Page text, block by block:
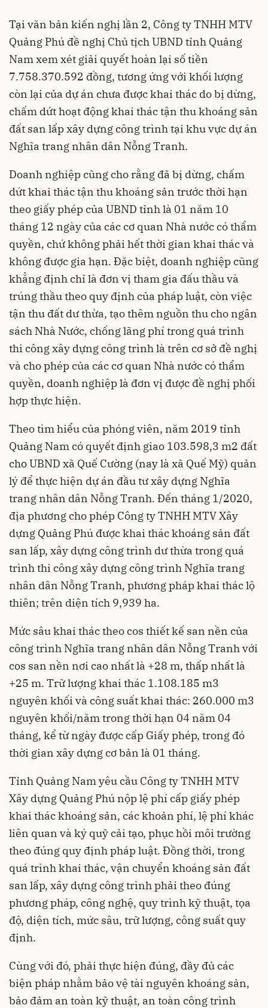
Tại văn bản kiến nghị lần 2, Công ty TNHH MTV
Quảng Phú đề nghị Chủ tịch UBND tỉnh Quảng
Nam xem xét giải quyết hoàn lại số tiền
7.758.370.592 đồng, tương ứng với khối lượng
còn lại của dự án chưa được khai thác do bị dừng,
chấm dứt hoạt động khai thác tận thu khoáng sản
đất san lấp xây dựng công trình tại khu vực dự án
Nghĩa trang nhân dân Nỗng Tranh.
Doanh nghiệp cũng cho rằng đã bị dừng, chấm
dứt khai thác tận thu khoáng sản trước thời hạn
theo giấy phép của UBND tỉnh là 01 năm 10
tháng 12 ngày của các cơ quan Nhà nước có thẩm
quyền, chứ không phải hết thời gian khai thác và
không được gia hạn. Đặc biệt, doanh nghiệp cũng
khẳng định chỉ là đơn vị tham gia đấu thầu và
trúng thầu theo quy định của pháp luật, còn việc
tận thu đất dư thừa, tạo thêm nguồn thu cho ngân
sách Nhà Nước, chống lãng phí trong quá trình
thi công xây dựng công trình là trên cơ sở đề nghị
và cho phép của các cơ quan Nhà nước có thẩm
quyền, doanh nghiệp là đơn vị được đề nghị phối
hợp thực hiện.
Theo tìm hiểu của phóng viên, năm 2019 tỉnh
Quảng Nam có quyết định giao 103.598,3 m2 đất
cho UBND xã Quế Cường (nay là xã Quế Mỹ) quản
lý để thực hiện dự án đầu tư xây dựng Nghĩa
trang nhân dân Nỗng Tranh. Đến tháng 1/2020,
địa phương cho phép Công ty TNHH MTV Xây
dựng Quảng Phú được khai thác khoáng sản đất
san lấp, xây dựng công trình dư thừa trong quá
trình thi công xây dựng công trình Nghĩa trang
nhân dân Nỗng Tranh, phương pháp khai thác lộ
thiên; trên diện tích 9,939 ha.
Mức sâu khai thác theo cos thiết kế san nền của
công trình Nghĩa trang nhân dân Nỗng Tranh với
cos san nền nơi cao nhất là +28 m, thấp nhất là
+25 m. Trữ lượng khai thác 1.108.185 m3
nguyên khối và công suất khai thác: 260.000 m3
nguyên khối/năm trong thời hạn 04 năm 04
tháng, kể từ ngày được cấp Giấy phép, trong đó
thời gian xây dựng cơ bản là 01 tháng.
Tỉnh Quảng Nam yêu cầu Công ty TNHH MTV
Xây dựng Quảng Phú nộp lệ phí cấp giấy phép
khai thác khoáng sản, các khoản phí, lệ phí khác
liên quan và ký quỹ cải tạo, phục hồi môi trường
theo đúng quy định pháp luật. Đồng thời, trong
quá trình khai thác, vận chuyển khoáng sản đất
san lấp, xây dựng công trình phải theo đúng
phương pháp, công nghệ, quy trình kỹ thuật, tọa
độ, diện tích, mức sâu, trữ lượng, công suất quy
định.
Cùng với đó, phải thực hiện đúng, đầy đủ các
biện pháp nhằm bảo vệ tài nguyên khoáng sản,
bảo đảm an toàn kỹ thuật, an toàn công trình